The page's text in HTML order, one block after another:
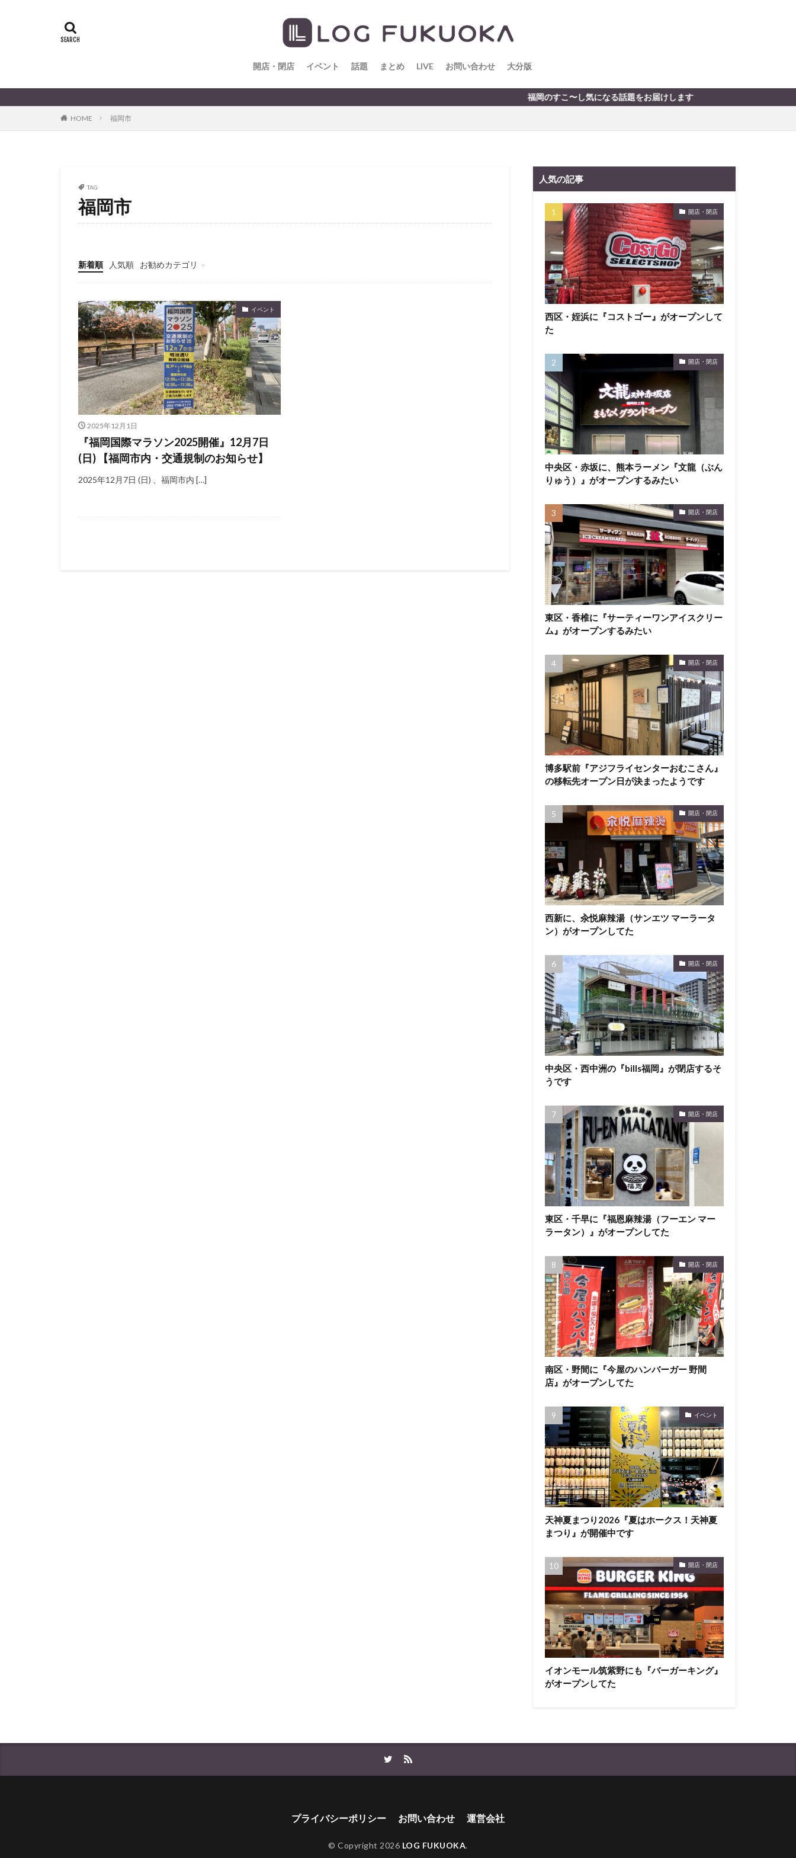
開店・閉店 イベント 話題 まとめ LIVE お問い合わせ 大分版
福岡のすこ〜し気になる話題をお届けします
HOME 福岡市
TAG
福岡市
新着順 人気順
お勧めカテゴリ
未分類
イベント
2025年12月1日
『福岡国際マラソン2025開催』12月7日
(日) 【福岡市内・交通規制のお知らせ】
2025年12月7日 (日) 、福岡市内 […]
人気の記事
開店・閉店
西区・姪浜に『コストゴー』がオープンして
た
開店・閉店
中央区・赤坂に、熊本ラーメン『文龍（ぶん
りゅう）』がオープンするみたい
開店・閉店
東区・香椎に『サーティーワンアイスクリー
ム』がオープンするみたい
開店・閉店
博多駅前『アジフライセンターおむこさん』
の移転先オープン日が決まったようです
開店・閉店
西新に、汆悦麻辣湯（サンエツ マーラータ
ン）がオープンしてた
開店・閉店
中央区・西中洲の『bills福岡』が閉店するそ
うです
開店・閉店
東区・千早に『福恩麻辣湯（フーエン マー
ラータン）』がオープンしてた
開店・閉店
南区・野間に『今屋のハンバーガー 野間
店』がオープンしてた
イベント
天神夏まつり2026『夏はホークス！天神夏
まつり』が開催中です
開店・閉店
イオンモール筑紫野にも『バーガーキング』
がオープンしてた
プライバシーポリシー お問い合わせ 運営会社
© Copyright 2026 LOG FUKUOKA.